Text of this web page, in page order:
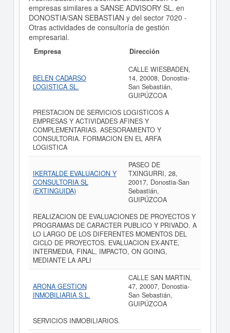
empresas similares a SANSE ADVISORY SL. en
DONOSTIA/SAN SEBASTIAN y del sector 7020 -
Otras actividades de consultoría de gestión
empresarial.
Empresa Dirección
BELEN CADARSO
LOGISTICA SL.
CALLE WIESBADEN,
14, 20008, Donostia-
San Sebastián,
GUIPÚZCOA
PRESTACION DE SERVICIOS LOGISTICOS A
EMPRESAS Y ACTIVIDADES AFINES Y
COMPLEMENTARIAS. ASESORAMIENTO Y
CONSULTORIA. FORMACION EN EL ARFA
LOGISTICA
IKERTALDE EVALUACION Y
CONSULTORIA SL
(EXTINGUIDA)
PASEO DE
TXINGURRI, 28,
20017, Donostia-San
Sebastián,
GUIPÚZCOA
REALIZACION DE EVALUACIONES DE PROYECTOS Y
PROGRAMAS DE CARACTER PUBLICO Y PRIVADO. A
LO LARGO DE LOS DIFERENTES MOMENTOS DEL
CICLO DE PROYECTOS. EVALUACION EX-ANTE,
INTERMEDIA, FINAL, IMPACTO, ON GOING,
MEDIANTE LA APLI
ARONA GESTION
INMOBILIARIA S.L.
CALLE SAN MARTIN,
47, 20007, Donostia-
San Sebastián,
GUIPÚZCOA
SERVICIOS INMOBILIARIOS.